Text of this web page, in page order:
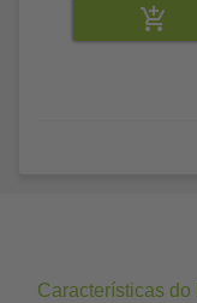
Características do